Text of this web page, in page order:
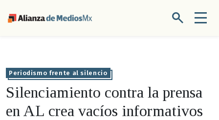
Periodismo frente al silencio
Silenciamiento contra la prensa
en AL crea vacíos informativos